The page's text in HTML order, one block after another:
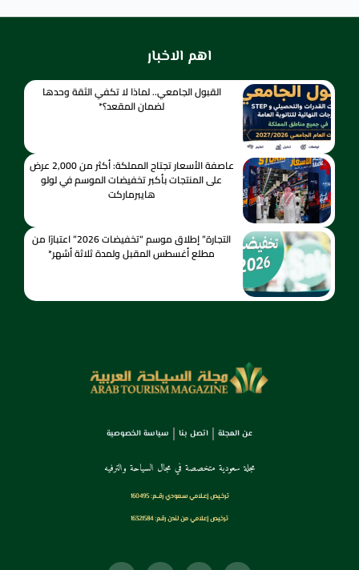
اهم الاخبار
القبول الجامعي.. لماذا لا تكفي الثقة وحدها
لضمان المقعد؟*
عاصفة الأسعار تجتاح المملكة: أكثر من 2,000 عرض
على المنتجات بأكبر تخفيضات الموسم في لولو
هايبرماركت
التجارة” إطلاق موسم “تخفيضات 2026” اعتبارًا من
مطلع أغسطس المقبل ولمدة ثلاثة أشهر*
عن المجلة اتصل بنا سياسة الخصوصية
مجلة سعودية متخصصة في مجال السياحة والترفيه
ترخـيص إعـلامي سـعودي رقــم: 160495
ترخيص إعلامي من لندن رقم: 16321584